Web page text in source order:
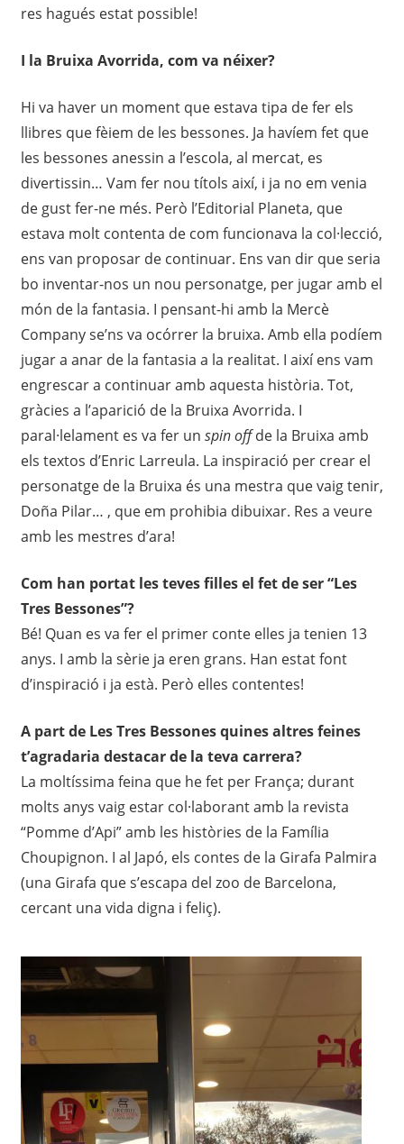
res hagués estat possible!
I la Bruixa Avorrida, com va néixer?
Hi va haver un moment que estava tipa de fer els
llibres que fèiem de les bessones. Ja havíem fet que
les bessones anessin a l’escola, al mercat, es
divertissin… Vam fer nou títols així, i ja no em venia
de gust fer-ne més. Però l’Editorial Planeta, que
estava molt contenta de com funcionava la col·lecció,
ens van proposar de continuar. Ens van dir que seria
bo inventar-nos un nou personatge, per jugar amb el
món de la fantasia. I pensant-hi amb la Mercè
Company se’ns va ocórrer la bruixa. Amb ella podíem
jugar a anar de la fantasia a la realitat. I així ens vam
engrescar a continuar amb aquesta història. Tot,
gràcies a l’aparició de la Bruixa Avorrida. I
paral·lelament es va fer un spin offde la Bruixa amb
els textos d’Enric Larreula. La inspiració per crear el
personatge de la Bruixa és una mestra que vaig tenir,
Doña Pilar… , que em prohibia dibuixar. Res a veure
amb les mestres d’ara!
Com han portat les teves filles el fet de ser “Les
Tres Bessones”?
Bé! Quan es va fer el primer conte elles ja tenien 13
anys. I amb la sèrie ja eren grans. Han estat font
d’inspiració i ja està. Però elles contentes!
A part de Les Tres Bessones quines altres feines
t’agradaria destacar de la teva carrera?
La moltíssima feina que he fet per França; durant
molts anys vaig estar col·laborant amb la revista
“Pomme d’Api” amb les històries de la Família
Choupignon. I al Japó, els contes de la Girafa Palmira
(una Girafa que s’escapa del zoo de Barcelona,
cercant una vida digna i feliç).